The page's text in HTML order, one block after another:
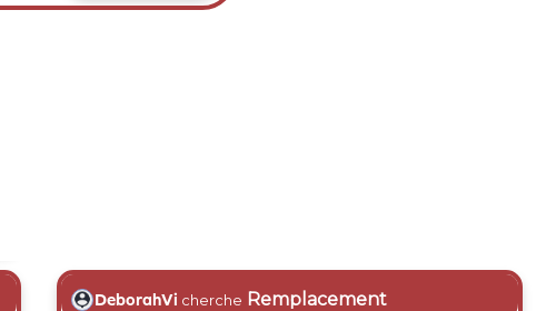
DeborahVi cherche Remplacement